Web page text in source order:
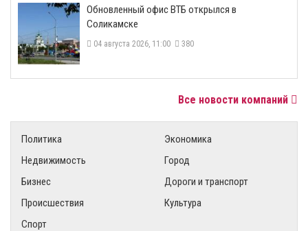
​Обновленный офис ВТБ открылся в
Соликамске
04 августа 2026, 11:00 380
Все новости компаний
Политика
Экономика
Недвижимость
Город
Бизнес
Дороги и транспорт
Происшествия
Культура
Спорт